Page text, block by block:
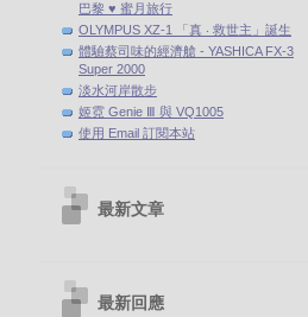
巴黎 ♥ 蜜月旅行
OLYMPUS XZ-1 「真 ‧ 救世主」誕生
體驗蔡司味的經濟艙 - YASHICA FX-3
Super 2000
淡水河岸散步
姬霓 Genie Ⅲ 與 VQ1005
使用 Email 訂閱本站
最新文章
最新回應